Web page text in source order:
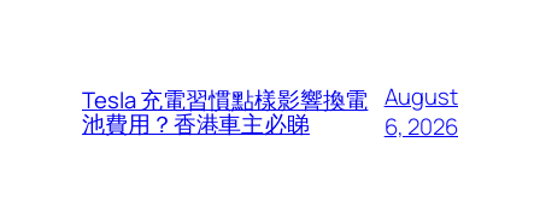
Tesla 充電習慣點樣影響換電
池費用？香港車主必睇
August
6, 2026